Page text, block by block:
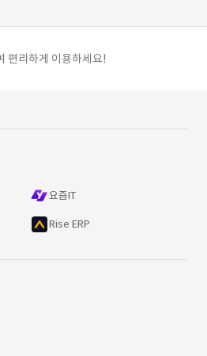
편리하게 이용하세요!
요즘IT
Rise ERP